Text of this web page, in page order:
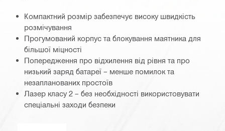
Компактний розмір забезпечує високу швидкість
розмічування
Прогумований корпус та блокування маятника для
більшої міцності
Попередження про відхилення від рівня та про
низький заряд батареї – менше помилок та
незапланованих простоїв
Лазер класу 2 – без необхідності використовувати
спеціальні заходи безпеки